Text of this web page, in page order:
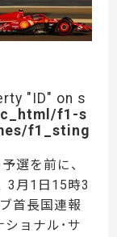
"ID" on s
f1-s
f1_sting
選を前に、
3月1日15時3
首長国連報
ショナル･サ